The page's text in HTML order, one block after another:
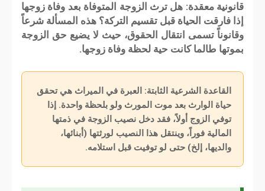
قانونية معقدة:هل ترث الزوجة المتوفاة بعد وفاة زوجها
إذا فارقت الحياة قبل تقسيم التركة؟ هذه المسألة شرعاً
وقانوناً تسمى انتقال الحقوق، حيث لا يضيع حق الزوجة
بموتها طالما كانت حية لحظة وفاة زوجها.
القاعدة الشرعية الثابتة:العبرة في الميراث هي تحقق
حياة الوارث بعد موت المورث ولو بلحظة واحدة. إذا
توفي الزوج أولاً، فقد دخل نصيب الزوجة في ذمتها
المالية فوراً، وينتقل هذا النصيب لورثتها (أبنائها،
والديها، إلخ) حتى لو توفيت قبل استلامه.